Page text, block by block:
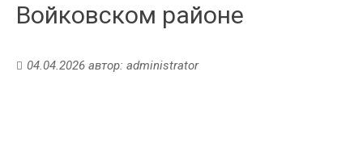
Войковском районе
04.04.2026 автор: administrator